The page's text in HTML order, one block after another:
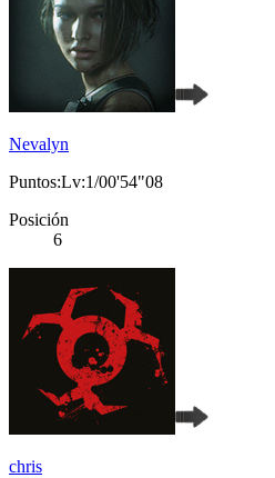
Nevalyn
Puntos:Lv:1/00'54"08
Posición
6
chris